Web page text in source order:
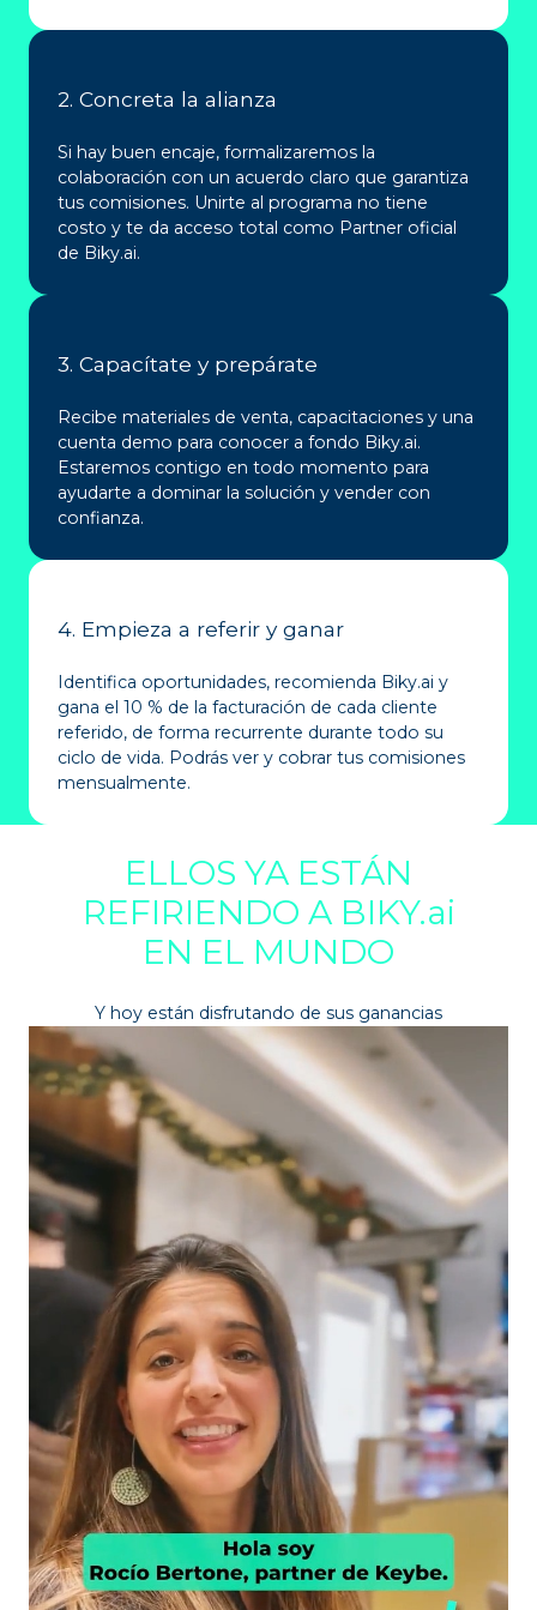
2. Concreta la alianza
Si hay buen encaje, formalizaremos la
colaboración con un acuerdo claro que garantiza
tus comisiones. Unirte al programa no tiene
costo y te da acceso total como Partner oficial
de Biky.ai.
3. Capacítate y prepárate
Recibe materiales de venta, capacitaciones y una
cuenta demo para conocer a fondo Biky.ai.
Estaremos contigo en todo momento para
ayudarte a dominar la solución y vender con
confianza.
4. Empieza a referir y ganar
Identifica oportunidades, recomienda Biky.ai y
gana el 10 % de la facturación de cada cliente
referido, de forma recurrente durante todo su
ciclo de vida. Podrás ver y cobrar tus comisiones
mensualmente.
ELLOS YA ESTÁN
REFIRIENDO A BIKY.ai
EN EL MUNDO
Y hoy están disfrutando de sus ganancias